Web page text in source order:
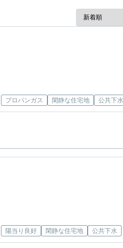
プロパンガス 閑静な住宅地 公共下水
陽当り良好 閑静な住宅地 公共下水